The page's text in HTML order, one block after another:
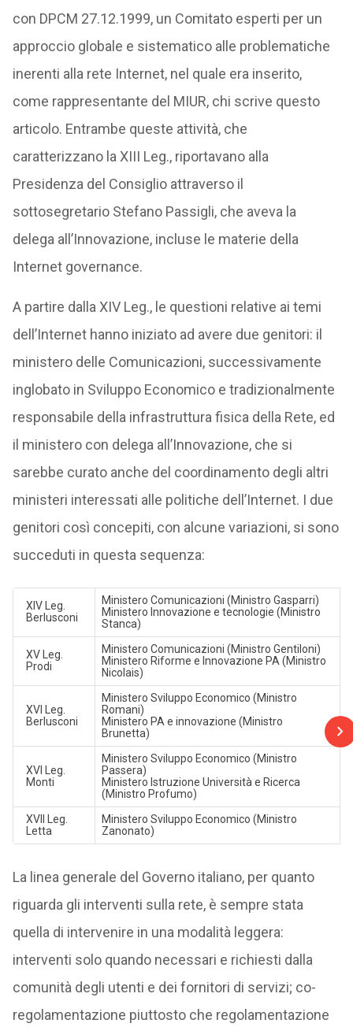
con DPCM 27.12.1999, un Comitato esperti per un
approccio globale e sistematico alle problematiche
inerenti alla rete Internet, nel quale era inserito,
come rappresentante del MIUR, chi scrive questo
articolo. Entrambe queste attività, che
caratterizzano la XIII Leg., riportavano alla
Presidenza del Consiglio attraverso il
sottosegretario Stefano Passigli, che aveva la
delega all’Innovazione, incluse le materie della
Internet governance.
A partire dalla XIV Leg., le questioni relative ai temi
dell’Internet hanno iniziato ad avere due genitori: il
ministero delle Comunicazioni, successivamente
inglobato in Sviluppo Economico e tradizionalmente
responsabile della infrastruttura fisica della Rete, ed
il ministero con delega all’Innovazione, che si
sarebbe curato anche del coordinamento degli altri
ministeri interessati alle politiche dell’Internet. I due
genitori così concepiti, con alcune variazioni, si sono
succeduti in questa sequenza:
XIV Leg.
Berlusconi
Ministero Comunicazioni (Ministro Gasparri)
Ministero Innovazione e tecnologie (Ministro
Stanca)
XV Leg.
Prodi
Ministero Comunicazioni (Ministro Gentiloni)
Ministero Riforme e Innovazione PA (Ministro
Nicolais)
XVI Leg.
Berlusconi
Ministero Sviluppo Economico (Ministro
Romani)
Ministero PA e innovazione (Ministro
Brunetta)
XVI Leg.
Monti
Ministero Sviluppo Economico (Ministro
Passera)
Ministero Istruzione Università e Ricerca
(Ministro Profumo)
XVII Leg.
Letta
Ministero Sviluppo Economico (Ministro
Zanonato)
La linea generale del Governo italiano, per quanto
riguarda gli interventi sulla rete, è sempre stata
quella di intervenire in una modalità leggera:
interventi solo quando necessari e richiesti dalla
comunità degli utenti e dei fornitori di servizi; co-
regolamentazione piuttosto che regolamentazione